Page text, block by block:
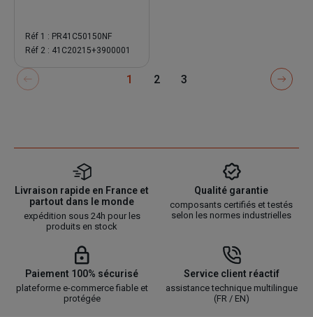
Réf 1 : PR41C50150NF
Réf 2 : 41C20215+3900001
1 2 3
Livraison rapide en France et
partout dans le monde
expédition sous 24h pour les
produits en stock
Qualité garantie
composants certifiés et testés
selon les normes industrielles
Paiement 100% sécurisé
plateforme e-commerce fiable et
protégée
Service client réactif
assistance technique multilingue
(FR / EN)